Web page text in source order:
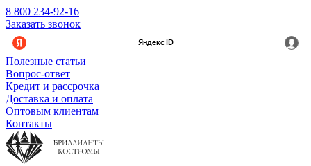
8 800 234-92-16
Заказать звонок
Полезные статьи
Вопрос-ответ
Кредит и рассрочка
Доставка и оплата
Оптовым клиентам
Контакты